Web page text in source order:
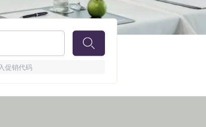
促销代码